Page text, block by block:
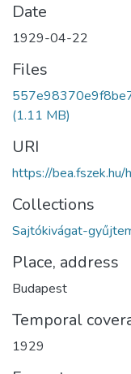
Date
1929-04-22
Files
(1.11 MB)
URI
https://
Collections
Sajtókivágat-
Place, address
Budapest
Temporal
1929